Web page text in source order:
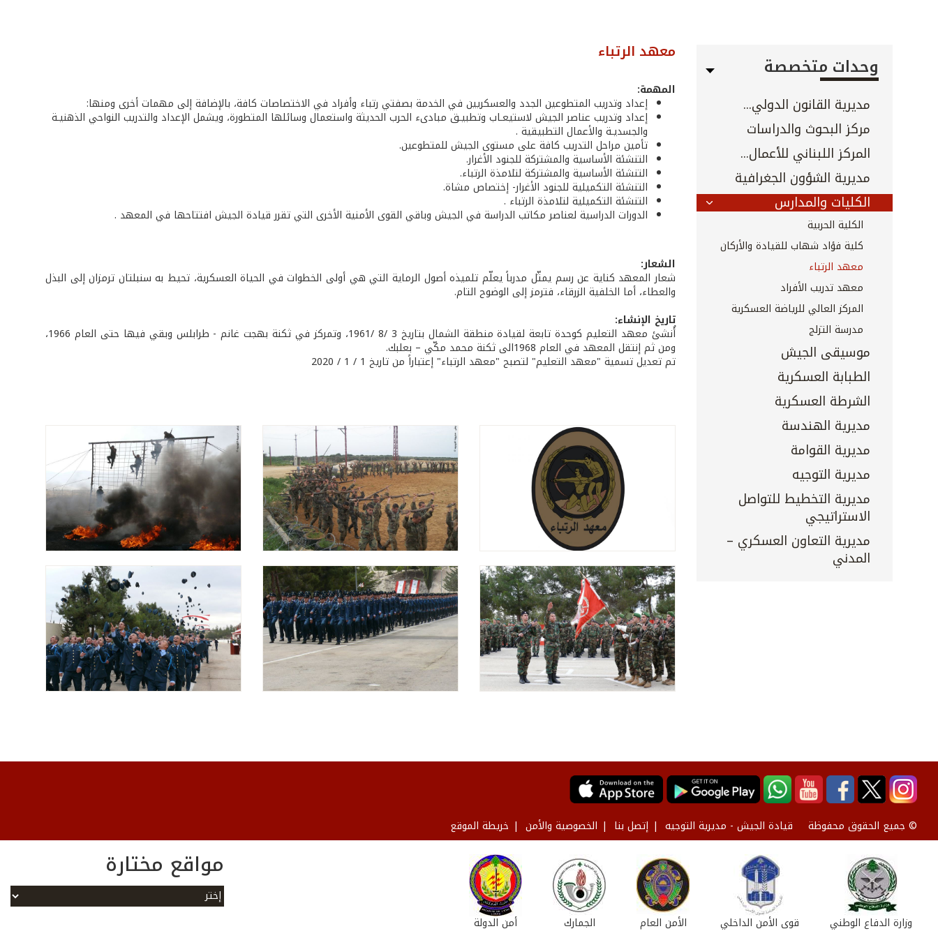
وحدات متخصصة
مديرية القانون الدولي...
مركز البحوث والدراسات
المركز اللبناني للأعمال...
مديرية الشؤون الجغرافية
الكليات والمدارس
الكلية الحربية
كلية فؤاد شهاب للقيادة والأركان
معهد الرتباء
معهد تدريب الأفراد
المركز العالي للرياضة العسكرية
مدرسة التزلج
موسيقى الجيش
الطبابة العسكرية
الشرطة العسكرية
مديرية الهندسة
مديرية القوامة
مديرية التوجيه
مديرية التخطيط للتواصل
الاستراتيجي
مديرية التعاون العسكري –
المدني
معهد الرتباء
المهمة:
إعداد وتدريب المتطوعين الجدد والعسكريين في الخدمة بصفتي رتباء وأفراد في الاختصاصات كافة، بالإضافة إلى مهمات أخرى ومنها:
إعداد وتدريب عناصر الجيش لاستيعـاب وتطبيـق مبادىء الحرب الحديثة واستعمال وسائلها المتطورة، ويشمل الإعداد والتدريب النواحي الذهنيـة
والجسديـة والأعمال التطبيقية .
تأمين مراحل التدريب كافة على مستوى الجيش للمتطوعين.
التنشئة الأساسية والمشتركة للجنود الأغرار.
التنشئة الأساسية والمشتركة لتلامذة الرتباء.
التنشئة التكميلية للجنود الأغرار- إختصاص مشاة.
التنشئة التكميلية لتلامذة الرتباء .
الدورات الدراسية لعناصر مكاتب الدراسة في الجيش وباقي القوى الأمنية الأخرى التي تقرر قيادة الجيش افتتاحها في المعهد .
الشعار:
شعار المعهد كناية عن رسم يمثّل مدرباً يعلّم تلميذه أصول الرماية التي هي أولى الخطوات في الحياة العسكرية، تحيط به سنبلتان ترمزان إلى البذل
والعطاء، أما الخلفية الزرقاء، فترمز إلى الوضوح التام.
تاريخ الإنشاء:
أُنشئ معهد التعليم كوحدة تابعة لقيادة منطقة الشمال بتاريخ 3 /8 /1961، وتمركز في ثكنة بهجت غانم - طرابلس وبقي فيها حتى العام 1966،
ومن ثم إنتقل المعهد في العام 1968الى ثكنة محمد مكّي – بعلبك.
تم تعديل تسمية "معهد التعليم" لتصبح "معهد الرتباء" إعتباراً من تاريخ 1 / 1 / 2020
© جميع الحقوق محفوظة قيادة الجيش - مديرية التوجيه إتصل بنا الخصوصية والأمن خريطة الموقع
أمن الدولة الجمارك الأمن العام قوى الأمن الداخلي وزارة الدفاع الوطني
مواقع مختارة